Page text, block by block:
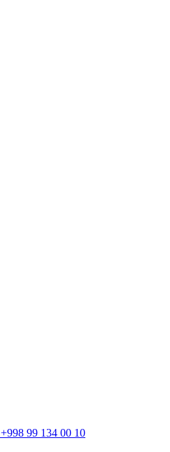
+998 99 134 00 10